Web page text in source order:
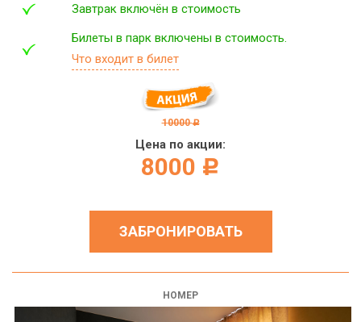
Завтрак включён в стоимость
Билеты в парк включены в стоимость.
Что входит в билет
10000 c
Цена по акции:
8000 c
ЗАБРОНИРОВАТЬ
НОМЕР